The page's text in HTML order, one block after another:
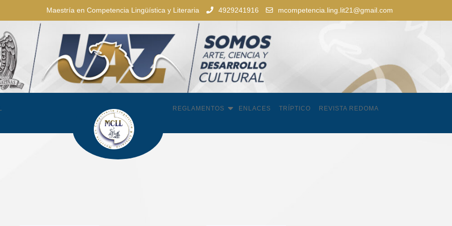
Maestría en Competencia Lingüística y Literaria 4929241916 mcompetencia.ling.lit21@gmail.com
REGLAMENTOS ENLACES TRÍPTICO REVISTA REDOMA